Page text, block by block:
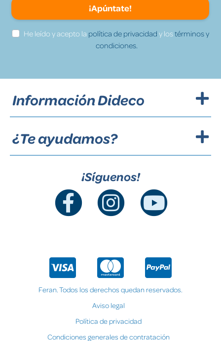
¡Apúntate!
He leído y acepto la política de privacidad y lostérminos y
condiciones.
Información Dideco
¿Te ayudamos?
¡Síguenos!
Feran. Todos los derechos quedan reservados.
Aviso legal
Política de privacidad
Condiciones generales de contratación